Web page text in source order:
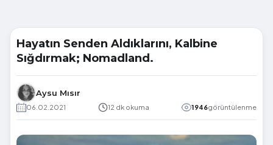
Hayatın Senden Aldıklarını, Kalbine
Sığdırmak; Nomadland.
Aysu Mısır
06.02.2021 12 dk okuma 1946görüntülenme